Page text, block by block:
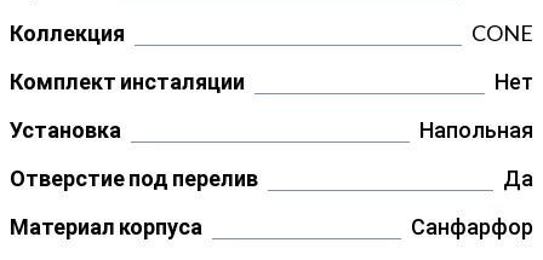
Коллекция
CONE
Комплект инсталяции
Нет
Установка
Напольная
Отверстие под перелив
Да
Материал корпуса
Санфарфор